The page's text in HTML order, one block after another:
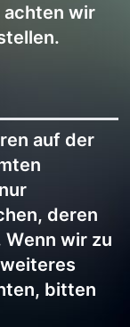
achten wir
auf der
deren
wir zu
bitten